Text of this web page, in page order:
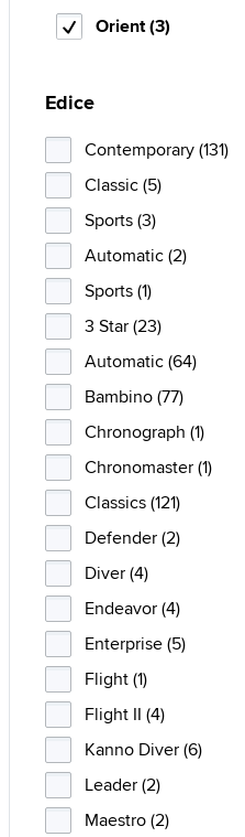
Orient (3)
Edice
Contemporary (131)
Classic (5)
Sports (3)
Automatic (2)
Sports (1)
3 Star (23)
Automatic (64)
Bambino (77)
Chronograph (1)
Chronomaster (1)
Classics (121)
Defender (2)
Diver (4)
Endeavor (4)
Enterprise (5)
Flight (1)
Flight II (4)
Kanno Diver (6)
Leader (2)
Maestro (2)